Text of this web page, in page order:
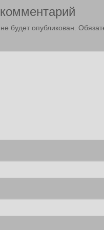
будет опубликован.